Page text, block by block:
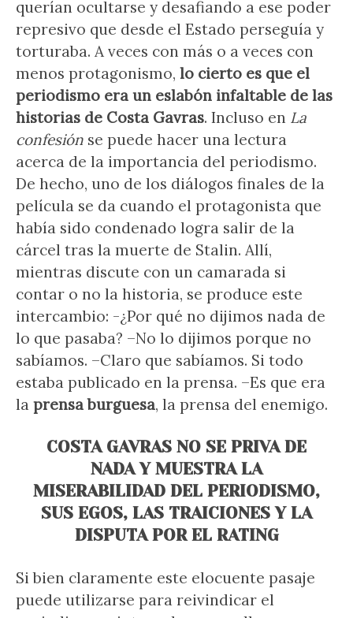
querían ocultarse y desafiando a ese poder
represivo que desde el Estado perseguía y
torturaba. A veces con más o a veces con
menos protagonismo, lo cierto es que el
periodismo era un eslabón infaltable de las
historias de Costa Gavras. Incluso en La
confesión se puede hacer una lectura
acerca de la importancia del periodismo.
De hecho, uno de los diálogos finales de la
película se da cuando el protagonista que
había sido condenado logra salir de la
cárcel tras la muerte de Stalin. Allí,
mientras discute con un camarada si
contar o no la historia, se produce este
intercambio: -¿Por qué no dijimos nada de
lo que pasaba? –No lo dijimos porque no
sabíamos. –Claro que sabíamos. Si todo
estaba publicado en la prensa. –Es que era
la prensa burguesa, la prensa del enemigo.
COSTA GAVRAS NO SE PRIVA DE
NADA Y MUESTRA LA
MISERABILIDAD DEL PERIODISMO,
SUS EGOS, LAS TRAICIONES Y LA
DISPUTA POR EL RATING
Si bien claramente este elocuente pasaje
puede utilizarse para reivindicar el